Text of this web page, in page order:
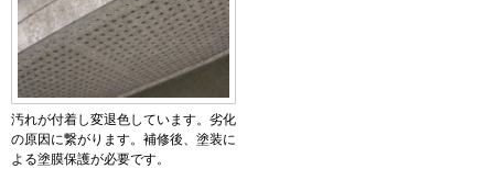
汚れが付着し変退色しています。劣化
の原因に繋がります。補修後、塗装に
よる塗膜保護が必要です。